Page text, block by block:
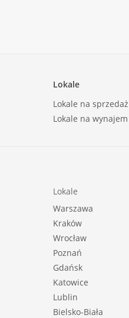
Lokale
Lokale na sprzedaż
Lokale na wynajem
Lokale
Warszawa
Kraków
Wrocław
Poznań
Gdańsk
Katowice
Lublin
Bielsko-Biała